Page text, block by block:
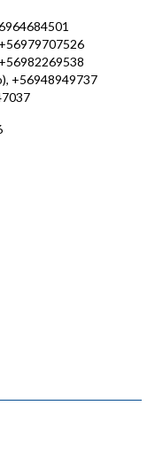
+56948949737